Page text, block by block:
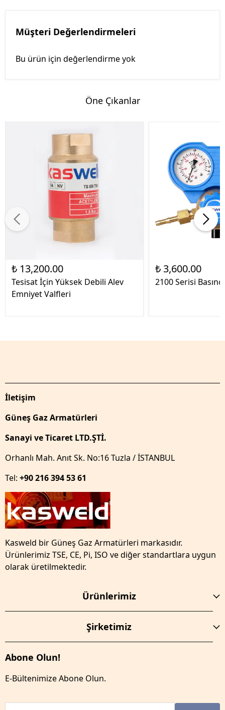
Müşteri Değerlendirmeleri
Bu ürün için değerlendirme yok
Öne Çıkanlar
₺ 13,200.00
Tesisat İçin Yüksek Debili Alev
Emniyet Valfleri
₺ 3,600.00
2100 Serisi
İletişim
Güneş Gaz Armatürleri
Sanayi ve Ticaret LTD.ŞTİ.
Orhanlı Mah. Anıt Sk. No:16 Tuzla / İSTANBUL
Tel: +90 216 394 53 61
Kasweld bir Güneş Gaz Armatürleri markasıdır.
Ürünlerimiz TSE, CE, Pi, ISO ve diğer standartlara uygun
olarak üretilmektedir.
Ürünlerimiz
Şirketimiz
Abone Olun!
E-Bültenimize Abone Olun.